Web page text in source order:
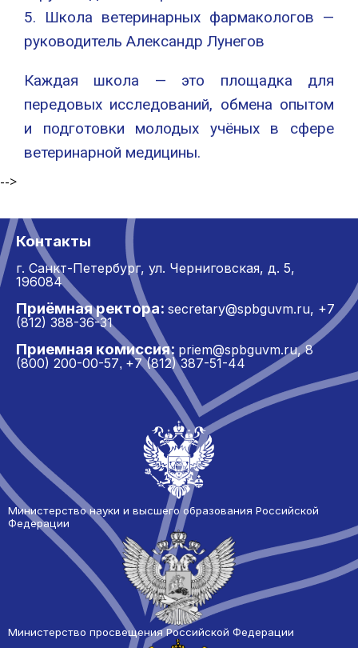
5. Школа ветеринарных фармакологов —
руководитель Александр Лунегов
Каждая школа — это площадка для
передовых исследований, обмена опытом
и подготовки молодых учёных в сфере
ветеринарной медицины.
-->
Контакты
г. Санкт-Петербург, ул. Черниговская, д. 5,
196084
Приёмная ректора: secretary@spbguvm.ru, +7
(812) 388-36-31
Приемная комиссия: priem@spbguvm.ru,8
(800) 200-00-57, +7 (812) 387-51-44
Министерство науки и высшего образования Российской
Федерации
Министерство просвещения Российской Федерации